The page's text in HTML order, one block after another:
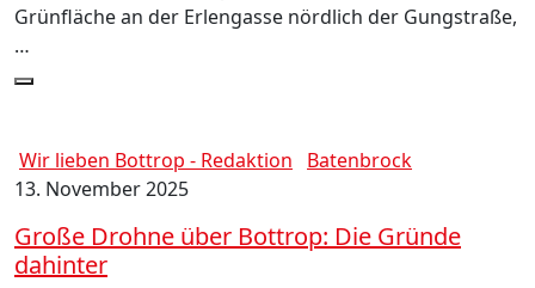
Grünfläche an der Erlengasse nördlich der Gungstraße,
…
Wir lieben Bottrop - Redaktion
Batenbrock
13. November 2025
Große Drohne über Bottrop: Die Gründe
dahinter